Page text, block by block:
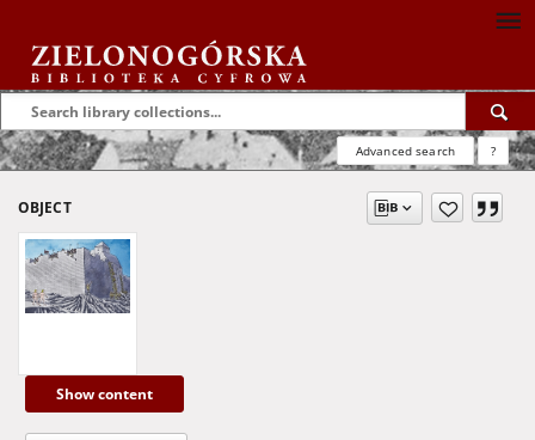
Advanced search ?
OBJECT
Show content